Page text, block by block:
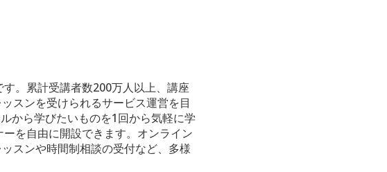
。累計受講者数200万人以上、講座
スンを受けられるサービス運営を目
から学びたいものを1回から気軽に学
を自由に開設できます。オンライン
スンや時間制相談の受付など、多様